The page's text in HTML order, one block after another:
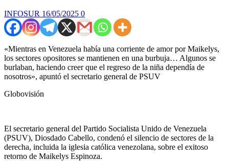
INFOSUR 16/05/2025 0
«Mientras en Venezuela había una corriente de amor por Maikelys,
los sectores opositores se mantienen en una burbuja… Algunos se
burlaban, haciendo creer que el regreso de la niña dependía de
nosotros», apuntó el secretario general de PSUV
Globovisión
El secretario general del Partido Socialista Unido de Venezuela
(PSUV), Diosdado Cabello, condenó el silencio de sectores de la
derecha, incluida la iglesia católica venezolana, sobre el exitoso
retorno de Maikelys Espinoza.